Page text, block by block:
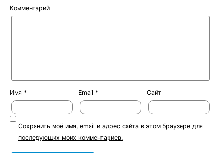
Комментарий
Имя * Email * Сайт
Сохранить моё имя, email и адрес сайта в этом браузере для
последующих моих комментариев.